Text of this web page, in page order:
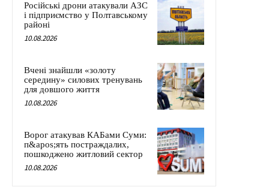
Російські дрони атакували АЗС
і підприємство у Полтавському
районі
10.08.2026
Вчені знайшли «золоту
середину» силових тренувань
для довшого життя
10.08.2026
Ворог атакував КАБами Суми:
п&apos;ять постраждалих,
пошкоджено житловий сектор
10.08.2026